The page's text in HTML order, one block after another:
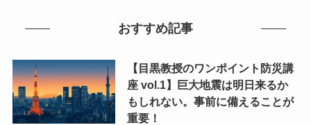
おすすめ記事
【目黒教授のワンポイント防災講
座 vol.1】巨大地震は明日来るか
もしれない。事前に備えることが
重要！